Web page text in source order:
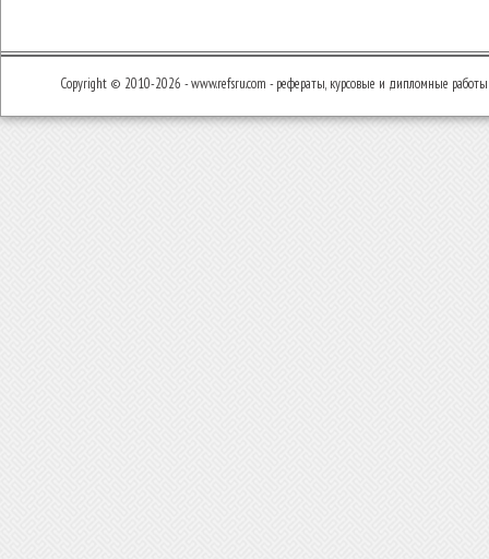
Copyright © 2010-2026 - www.refsru.com - рефераты, курсовые и дипломные работы